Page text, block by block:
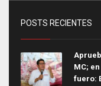
POSTS RECIENTES
MC;
fuero: